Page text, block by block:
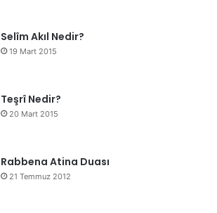
Selîm Akıl Nedir?
19 Mart 2015
Teşrî Nedir?
20 Mart 2015
Rabbena Atina Duası
21 Temmuz 2012